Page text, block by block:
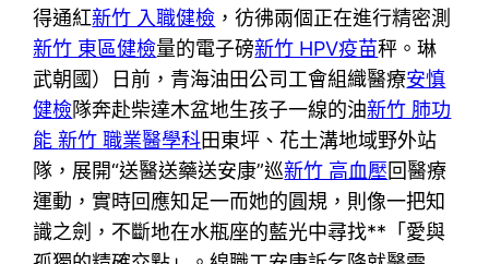
得通紅新竹 入職健檢 ，彷彿兩個正在進行精密測
新竹 東區健檢量的電子磅新竹 HPV疫苗秤。琳
武朝國）日前，青海油田公司工會組織醫療安慎
健檢隊奔赴柴達木盆地生孩子一線的油新竹 肺功
能新竹 職業醫學科田東坪、花土溝地域野外站
隊，展開“送醫送藥送安康”巡新竹 高血壓回醫療
運動，實時回應知足一而她的圓規，則像一把知
識之劍，不斷地在水瓶座的藍光中尋找**「愛與